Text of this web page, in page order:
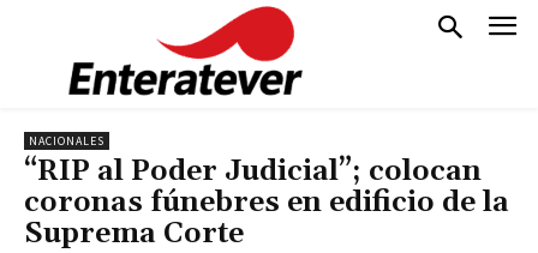
NACIONALES
“RIP al Poder Judicial”; colocan
coronas fúnebres en edificio de la
Suprema Corte